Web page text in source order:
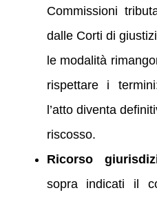
Commissioni
dalle Corti di
le modalità
rispettare i
l’atto diventa
riscosso.
Ricorso
sopra indicati il